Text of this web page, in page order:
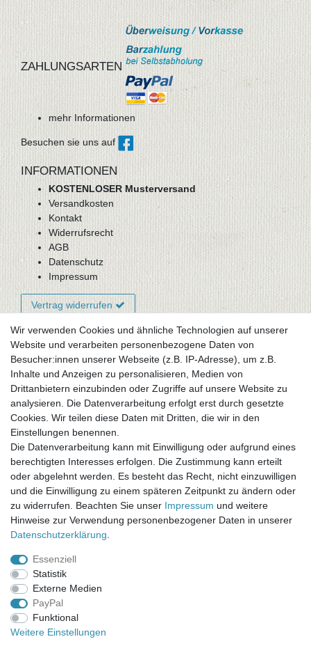
ZAHLUNGSARTEN
mehr Informationen
Besuchen sie uns auf
INFORMATIONEN
KOSTENLOSER Musterversand
Versandkosten
Kontakt
Widerrufsrecht
AGB
Datenschutz
Impressum
Vertrag widerrufen
Newsletter-Anmeldung
FAQ / Fragen
Mein Warenkorb
Mein Merkzettel
Mein Konto
UNSER LADENGESCHÄFT
Gottlieb-Daimler-Str. 10
33334 Gütersloh
ÖFFNUNGSZEITEN
Montag - Dienstag: 8.00 - 18.00 Uhr, Mittwoch Ruhetag,
Donnerstag: 8.00 - 18.00 Uhr, Freitag 8.00 - 14.00 Uhr
KUNDENSERVICE
Telefon: (05241) 403 22 38
E-Mail: info@stoffamstueck.de
Alle Preise inklusive gesetzlicher Mehrwertsteuer und
Wir verwenden Cookies und ähnliche Technologien auf unserer
Website und verarbeiten personenbezogene Daten von
Besucher:innen unserer Webseite (z.B. IP-Adresse), um z.B.
Inhalte und Anzeigen zu personalisieren, Medien von
Drittanbietern einzubinden oder Zugriffe auf unsere Website zu
analysieren. Die Datenverarbeitung erfolgt erst durch gesetzte
Cookies. Wir teilen diese Daten mit Dritten, die wir in den
Einstellungen benennen.
Die Datenverarbeitung kann mit Einwilligung oder aufgrund eines
berechtigten Interesses erfolgen. Die Zustimmung kann erteilt
oder abgelehnt werden. Es besteht das Recht, nicht einzuwilligen
und die Einwilligung zu einem späteren Zeitpunkt zu ändern oder
zu widerrufen. Beachten Sie unser Impressum und weitere
Hinweise zur Verwendung personenbezogener Daten in unserer
Daten­schutz­erklärung
Essenziell
Statistik
Externe Medien
PayPal
Funktional
Weitere Einstellungen